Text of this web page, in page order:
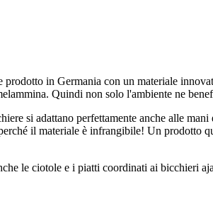
prodotto in Germania con un materiale
Quindi non solo l'ambiente ne
si adattano perfettamente anche alle
il materiale è infrangibile! Un prodotto
le ciotole e i piatti coordinati ai bicchieri